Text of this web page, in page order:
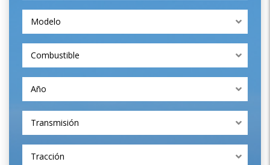
Modelo
Combustible
Año
Transmisión
Tracción